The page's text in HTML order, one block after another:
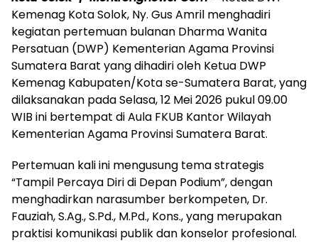
Kemenag Kota Solok, Ny. Gus Amril menghadiri
kegiatan pertemuan bulanan Dharma Wanita
Persatuan (DWP) Kementerian Agama Provinsi
Sumatera Barat yang dihadiri oleh Ketua DWP
Kemenag Kabupaten/Kota se-Sumatera Barat, yang
dilaksanakan pada Selasa, 12 Mei 2026 pukul 09.00
WIB ini bertempat di Aula FKUB Kantor Wilayah
Kementerian Agama Provinsi Sumatera Barat.
Pertemuan kali ini mengusung tema strategis
“Tampil Percaya Diri di Depan Podium”, dengan
menghadirkan narasumber berkompeten, Dr.
Fauziah, S.Ag., S.Pd., M.Pd., Kons., yang merupakan
praktisi komunikasi publik dan konselor profesional.